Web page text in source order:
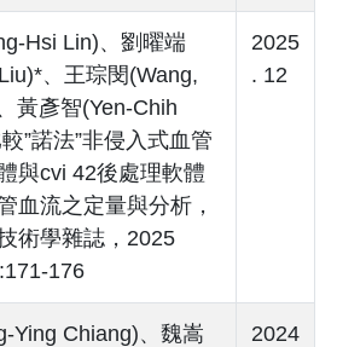
Hsi Lin)、劉曜端
、王琮閔(Wang,
黃彥智(Yen-Chih
”諾法”非侵入式血管
與cvi 42後處理軟體
血流之定量與分析，
術學雜誌，2025
176
2025
. 12
Ying Chiang)、魏嵩
2024